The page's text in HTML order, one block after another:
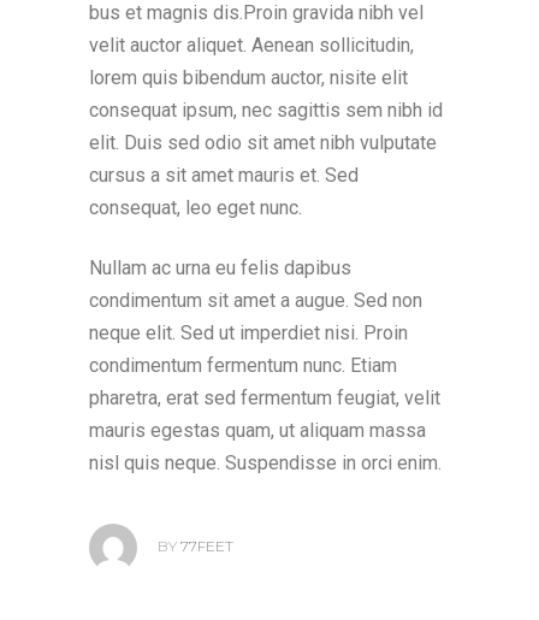
bus et magnis dis.Proin gravida nibh vel
velit auctor aliquet. Aenean sollicitudin,
lorem quis bibendum auctor, nisite elit
consequat ipsum, nec sagittis sem nibh id
elit. Duis sed odio sit amet nibh vulputate
cursus a sit amet mauris et. Sed
consequat, leo eget nunc.
Nullam ac urna eu felis dapibus
condimentum sit amet a augue. Sed non
neque elit. Sed ut imperdiet nisi. Proin
condimentum fermentum nunc. Etiam
pharetra, erat sed fermentum feugiat, velit
mauris egestas quam, ut aliquam massa
nisl quis neque. Suspendisse in orci enim.
BY 77FEET